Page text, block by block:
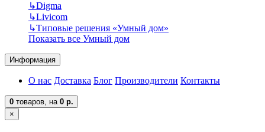
↳Digma
↳Livicom
↳Типовые решения «Умный дом»
Показать все Умный дом
Информация
О нас Доставка Блог Производители Контакты
0 товаров, на 0 р.
×